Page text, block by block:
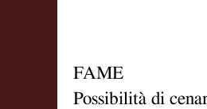
FAME
Possibilità di